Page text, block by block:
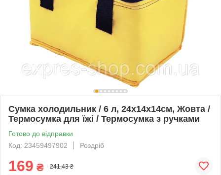
Сумка холодильник / 6 л, 24х14х14см, Жовта /
Термосумка для їжі / Термосумка з ручками
Готово до відправки
Код: 23459497902
Роздріб
169 ₴ 241,43 ₴